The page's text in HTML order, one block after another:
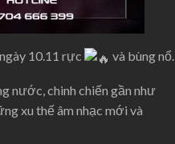
10.11 rực và bùng nổ.
nước, chinh chiến gần như
xu thế âm nhạc mới và